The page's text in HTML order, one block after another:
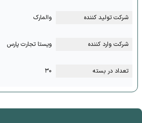
شرکت تولید کننده والمارک
شرکت وارد کننده ویستا تجارت پارس
تعداد در بسته ۳۰